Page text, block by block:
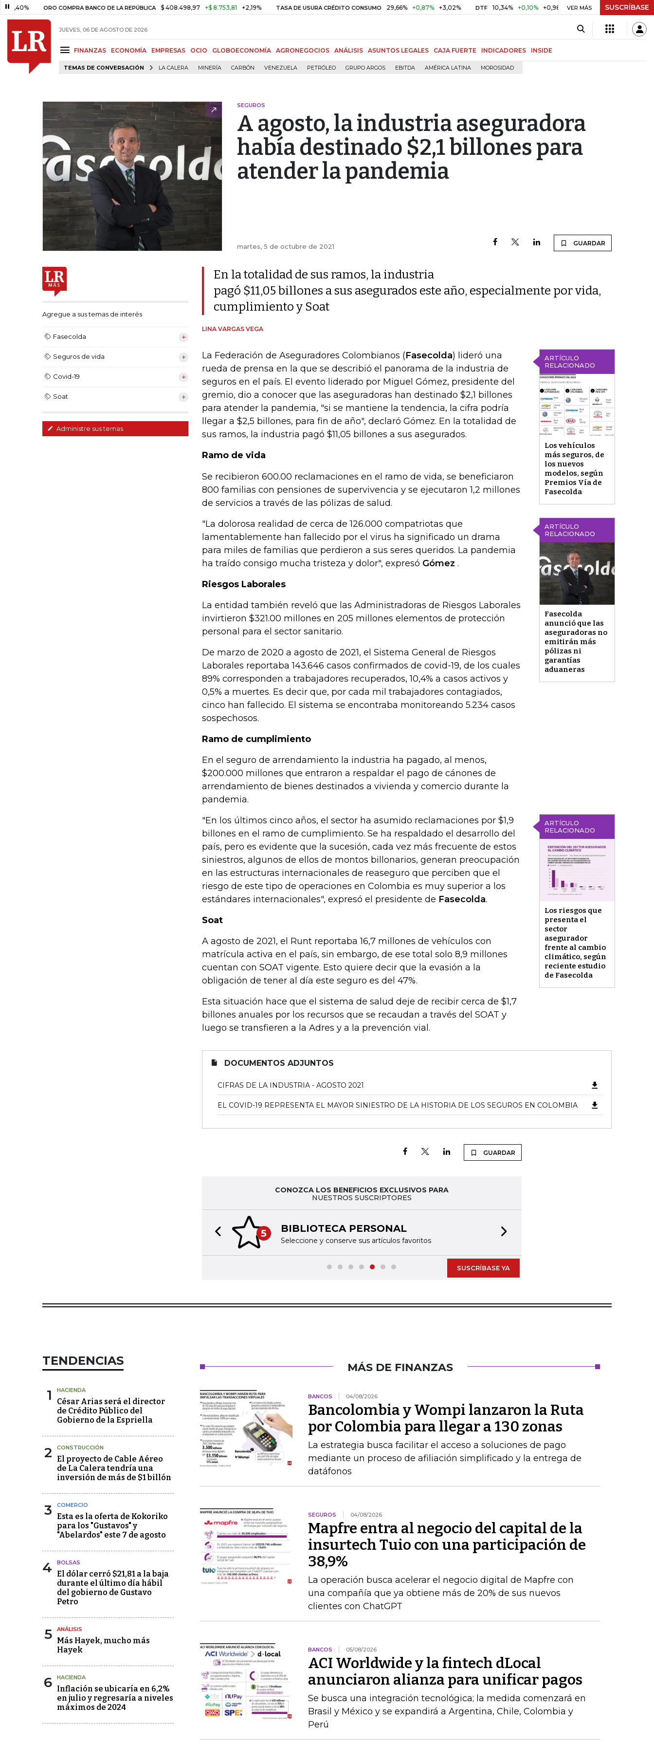
ORO COMPRA BANCO DE LA REPÚBLICA $ 408.498,97 +$ 8.753,81 +2,19% TASA DE USURA CRÉDITO CONSUMO 29,66% +0,87% +3,02% DTF 10,34% +0,10% +0,98% UVR $ 416,86 +$ 0,05 +0,01%
VER MÁS SUSCRÍBASE
JUEVES, 06 DE AGOSTO DE 2026
FINANZAS ECONOMÍA EMPRESAS OCIO GLOBOECONOMÍA AGRONEGOCIOS ANÁLISIS ASUNTOS LEGALES CAJA FUERTE INDICADORES INSIDE
TEMAS DE CONVERSACIÓN LA CALERA MINERÍA CARBÓN VENEZUELA PETRÓLEO GRUPO ARGOS EBITDA AMÉRICA LATINA MOROSIDAD
SEGUROS
A agosto, la industria aseguradora
había destinado $2,1 billones para
atender la pandemia
martes, 5 de octubre de 2021 GUARDAR
Agregue a sus temas de interés
Fasecolda
Seguros de vida
Covid-19
Soat
Administre sus temas
En la totalidad de sus ramos, la industria
pagó $11,05 billones a sus asegurados este año, especialmente por vida,
cumplimiento y Soat
LINA VARGAS VEGA
ARTÍCULO
RELACIONADO
Los vehículos
más seguros, de
los nuevos
modelos, según
Premios Vía de
Fasecolda
La Federación de Aseguradores Colombianos (Fasecolda) lideró una
rueda de prensa en la que se describió el panorama de la industria de
seguros en el país. El evento liderado por Miguel Gómez, presidente del
gremio, dio a conocer que las aseguradoras han destinado $2,1 billones
para atender la pandemia, "si se mantiene la tendencia, la cifra podría
llegar a $2,5 billones, para fin de año", declaró Gómez. En la totalidad de
sus ramos, la industria pagó $11,05 billones a sus asegurados.
Ramo de vida
Se recibieron 600.00 reclamaciones en el ramo de vida, se beneficiaron
800 familias con pensiones de supervivencia y se ejecutaron 1,2 millones
de servicios a través de las pólizas de salud.
ARTÍCULO
RELACIONADO
Fasecolda
anunció que las
aseguradoras no
emitirán más
pólizas ni
garantías
aduaneras
"La dolorosa realidad de cerca de 126.000 compatriotas que
lamentablemente han fallecido por el virus ha significado un drama
para miles de familias que perdieron a sus seres queridos. La pandemia
ha traído consigo mucha tristeza y dolor", expresó Gómez .
Riesgos Laborales
La entidad también reveló que las Administradoras de Riesgos Laborales
invirtieron $321.00 millones en 205 millones elementos de protección
personal para el sector sanitario.
De marzo de 2020 a agosto de 2021, el Sistema General de Riesgos
Laborales reportaba 143.646 casos confirmados de covid-19, de los cuales
89% corresponden a trabajadores recuperados, 10,4% a casos activos y
0,5% a muertes. Es decir que, por cada mil trabajadores contagiados,
cinco han fallecido. El sistema se encontraba monitoreando 5.234 casos
sospechosos.
Ramo de cumplimiento
En el seguro de arrendamiento la industria ha pagado, al menos,
$200.000 millones que entraron a respaldar el pago de cánones de
arrendamiento de bienes destinados a vivienda y comercio durante la
pandemia.
ARTÍCULO
RELACIONADO
Los riesgos que
presenta el
sector
asegurador
frente al cambio
climático, según
reciente estudio
de Fasecolda
"En los últimos cinco años, el sector ha asumido reclamaciones por $1,9
billones en el ramo de cumplimiento. Se ha respaldado el desarrollo del
país, pero es evidente que la sucesión, cada vez más frecuente de estos
siniestros, algunos de ellos de montos billonarios, generan preocupación
en las estructuras internacionales de reaseguro que perciben que el
riesgo de este tipo de operaciones en Colombia es muy superior a los
estándares internacionales", expresó el presidente de Fasecolda.
Soat
A agosto de 2021, el Runt reportaba 16,7 millones de vehículos con
matrícula activa en el país, sin embargo, de ese total solo 8,9 millones
cuentan con SOAT vigente. Esto quiere decir que la evasión a la
obligación de tener al día este seguro es del 47%.
Esta situación hace que el sistema de salud deje de recibir cerca de $1,7
billones anuales por los recursos que se recaudan a través del SOAT y
luego se transfieren a la Adres y a la prevención vial.
DOCUMENTOS ADJUNTOS
CIFRAS DE LA INDUSTRIA - AGOSTO 2021
EL COVID-19 REPRESENTA EL MAYOR SINIESTRO DE LA HISTORIA DE LOS SEGUROS EN COLOMBIA
GUARDAR
CONOZCA LOS BENEFICIOS EXCLUSIVOS PARA
NUESTROS SUSCRIPTORES
5 BIBLIOTECA PERSONAL
Seleccione y conserve sus artículos favoritos
Previous slide
SUSCRÍBASE YA
TENDENCIAS
1 HACIENDA
César Arias será el director
de Crédito Público del
Gobierno de la Espriella
2 CONSTRUCCIÓN
El proyecto de Cable Aéreo
de La Calera tendría una
inversión de más de $1 billón
3 COMERCIO
Esta es la oferta de Kokoriko
para los "Gustavos" y
"Abelardos" este 7 de agosto
4 BOLSAS
El dólar cerró $21,81 a la baja
durante el último día hábil
del gobierno de Gustavo
Petro
5 ANÁLISIS
Más Hayek, mucho más
Hayek
6 HACIENDA
Inflación se ubicaría en 6,2%
en julio y regresaría a niveles
máximos de 2024
MÁS DE FINANZAS
BANCOS 04/08/2026
Bancolombia y Wompi lanzaron la Ruta
por Colombia para llegar a 130 zonas
La estrategia busca facilitar el acceso a soluciones de pago
mediante un proceso de afiliación simplificado y la entrega de
datáfonos
SEGUROS 04/08/2026
Mapfre entra al negocio del capital de la
insurtech Tuio con una participación de
38,9%
La operación busca acelerar el negocio digital de Mapfre con
una compañía que ya obtiene más de 20% de sus nuevos
clientes con ChatGPT
BANCOS 05/08/2026
ACI Worldwide y la fintech dLocal
anunciaron alianza para unificar pagos
Se busca una integración tecnológica; la medida comenzará en
Brasil y México y se expandirá a Argentina, Chile, Colombia y
Perú